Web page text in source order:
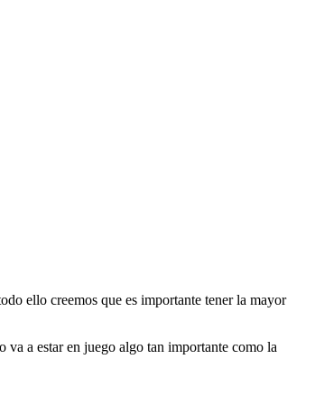
ello creemos que es importante tener la mayor
a estar en juego algo tan importante como la